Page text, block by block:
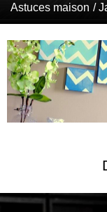
Astuces maison /